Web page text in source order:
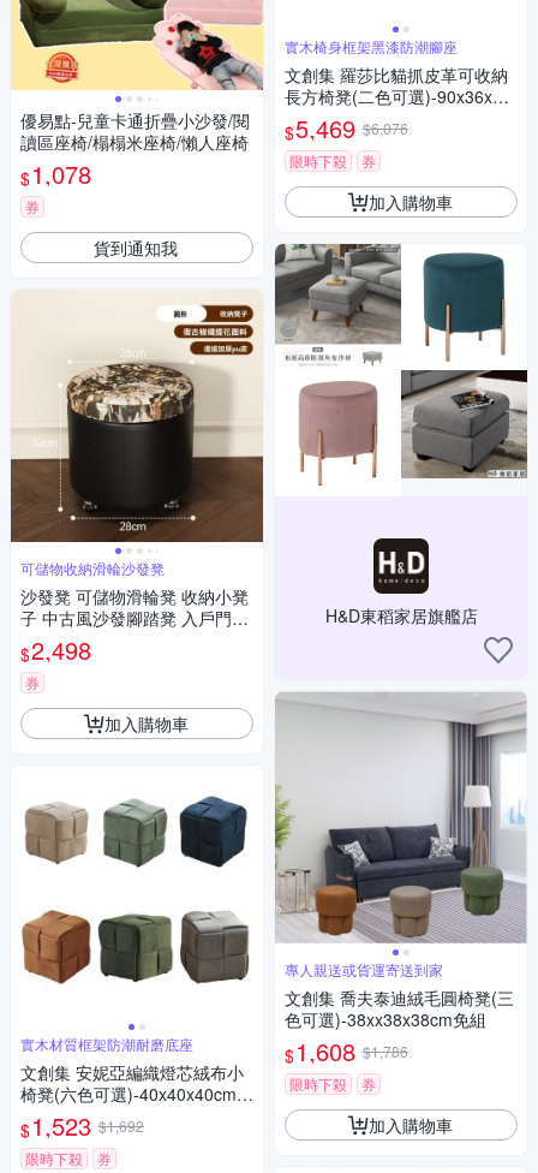
優易點-兒童卡通折疊小沙發/閱
讀區座椅/榻榻米座椅/懶人座椅
$1,078
券
貨到通知我
可儲物收納滑輪沙發凳
沙發凳 可儲物滑輪凳 收納小凳
子 中古風沙發腳踏凳 入戶門口
換鞋凳 整裝發貨
$2,498
券
加入購物車
實木材質框架防潮耐磨底座
文創集 安妮亞編織燈芯絨布小
椅凳(六色可選)-40x40x40cm免
組
$1,523 $1,692
限時下殺
券
實木椅身框架黑漆防潮腳座
文創集 羅莎比貓抓皮革可收納
長方椅凳(二色可選)-90x36x43
cm免組
$5,469 $6,076
限時下殺
券
加入購物車
H&D東稻家居旗艦店
專人親送或貨運寄送到家
文創集 喬夫泰迪絨毛圓椅凳(三
色可選)-38xx38x38cm免組
$1,608 $1,786
限時下殺
券
加入購物車